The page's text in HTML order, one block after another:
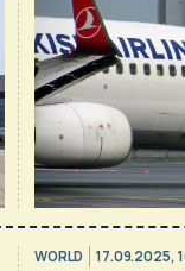
WORLD 17.09.2025,